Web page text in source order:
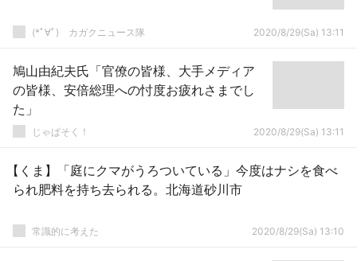
(*ﾟ∀ﾟ)ゞカガクニュース隊 2020/8/29(Sa) 13:11
鳩山由紀夫氏「官僚の皆様、大手メディア
の皆様、安倍総理への忖度お疲れさまでし
た」
じゃぱそく！ 2020/8/29(Sa) 13:11
【くま】「庭にクマがうろついている」今度はナシを食べ
られ肥料を持ち去られる。北海道砂川市
常識的に考えた 2020/8/29(Sa) 13:10